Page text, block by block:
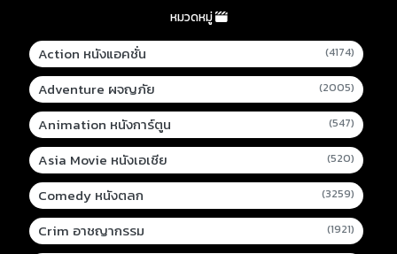
หมวดหมู่
Action หนังแอคชั่น (4174)
Adventure ผจญภัย (2005)
Animation หนังการ์ตูน (547)
Asia Movie หนังเอเชีย (520)
Comedy หนังตลก (3259)
Crim อาชญากรรม (1921)